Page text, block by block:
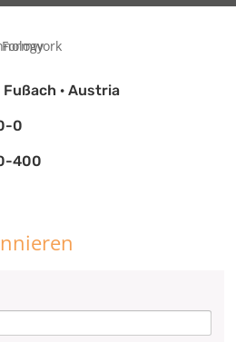
Fußach · Austria
0
400